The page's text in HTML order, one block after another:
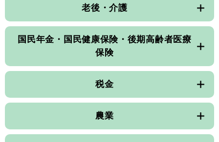
老後・介護
国民年金・国民健康保険・後期高齢者医療
保険
税金
農業